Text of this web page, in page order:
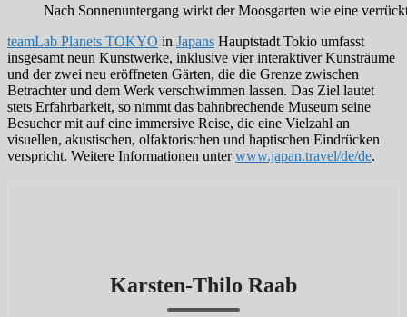
Nach Sonnenuntergang wirkt der Moosgarten wie eine
teamLab Planets TOKYO in Japans Hauptstadt Tokio umfasst
insgesamt neun Kunstwerke, inklusive vier interaktiver Kunsträume
und der zwei neu eröffneten Gärten, die die Grenze zwischen
Betrachter und dem Werk verschwimmen lassen. Das Ziel lautet
stets Erfahrbarkeit, so nimmt das bahnbrechende Museum seine
Besucher mit auf eine immersive Reise, die eine Vielzahl an
visuellen, akustischen, olfaktorischen und haptischen Eindrücken
verspricht. Weitere Informationen unterwww.japan.travel/de/de.
Karsten-Thilo Raab